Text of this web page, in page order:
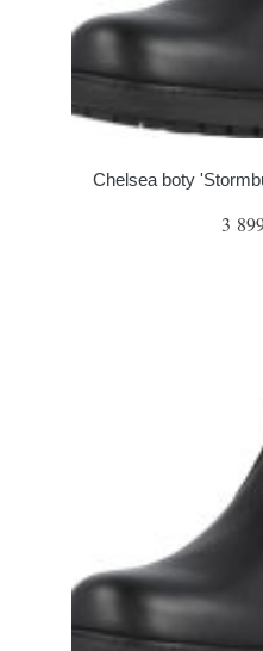
Chelsea boty
3